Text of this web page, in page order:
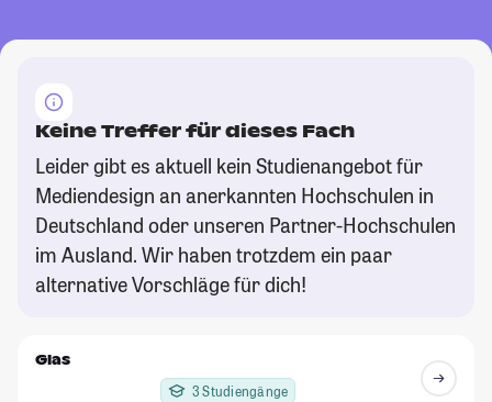
Keine Treffer für dieses Fach
Leider gibt es aktuell kein Studienangebot für
Mediendesign an anerkannten Hochschulen in
Deutschland oder unseren Partner-Hochschulen
im Ausland. Wir haben trotzdem ein paar
alternative Vorschläge für dich!
Glas
3 Studiengänge